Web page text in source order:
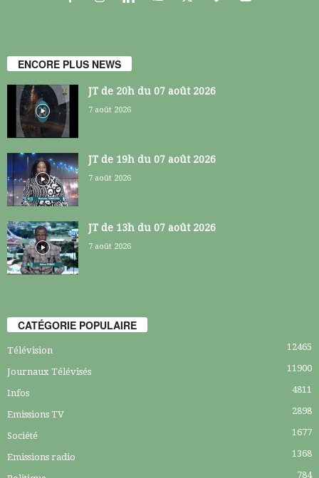
ENCORE PLUS NEWS
JT de 20h du 07 août 2026
7 août 2026
JT de 19h du 07 août 2026
7 août 2026
JT de 13h du 07 août 2026
7 août 2026
CATÉGORIE POPULAIRE
Télévision 12465
Journaux Télévisés 11900
Infos 4811
Emissions TV 2898
Société 1677
Emissions radio 1368
784